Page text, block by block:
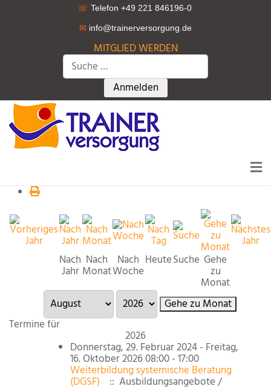
☏ Telefon +49 221 846196-0
✉ info@trainerversorgung.de
MITGLIED WERDEN
Suchen
Type 2 or more characters for
Anmelden
Nach
Jahr
Nach
Monat
Nach
Woche
HeuteSuche Gehe
zu
Monat
Gehe zu Monat
Termine für
2026
Donnerstag, 29. Februar 2024 - Freitag,
16. Oktober 2026 08:00 - 17:00
Weiterbildung systemische Beratung
(DGSF) :: Ausbildungsangebote /